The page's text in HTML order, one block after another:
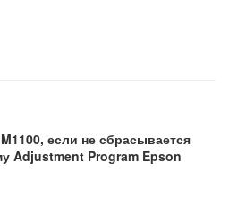
если не сбрасывается
Adjustment Program Epson